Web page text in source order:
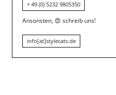
+ 49 (0) 5232 9805350
Ansonsten, 😍 schreib uns!
info[at]stylecats.de